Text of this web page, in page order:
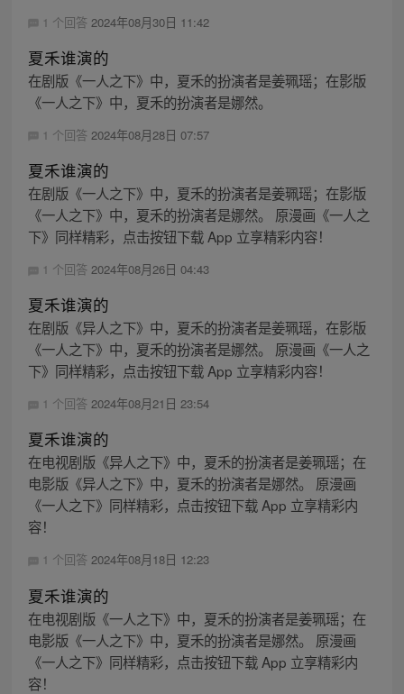
1 个回答 2024年08月30日 11:42
夏禾谁演的
在剧版《一人之下》中，夏禾的扮演者是姜珮瑶；在影版
《一人之下》中，夏禾的扮演者是娜然。
1 个回答 2024年08月28日 07:57
夏禾谁演的
在剧版《一人之下》中，夏禾的扮演者是姜珮瑶；在影版
《一人之下》中，夏禾的扮演者是娜然。 原漫画《一人之
下》同样精彩，点击按钮下载 App 立享精彩内容！
1 个回答 2024年08月26日 04:43
夏禾谁演的
在剧版《异人之下》中，夏禾的扮演者是姜珮瑶，在影版
《一人之下》中，夏禾的扮演者是娜然。 原漫画《一人之
下》同样精彩，点击按钮下载 App 立享精彩内容！
1 个回答 2024年08月21日 23:54
夏禾谁演的
在电视剧版《异人之下》中，夏禾的扮演者是姜珮瑶；在
电影版《异人之下》中，夏禾的扮演者是娜然。 原漫画
《一人之下》同样精彩，点击按钮下载 App 立享精彩内
容！
1 个回答 2024年08月18日 12:23
夏禾谁演的
在电视剧版《一人之下》中，夏禾的扮演者是姜珮瑶；在
电影版《一人之下》中，夏禾的扮演者是娜然。 原漫画
《一人之下》同样精彩，点击按钮下载 App 立享精彩内
容！